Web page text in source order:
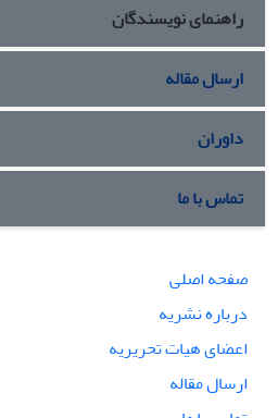
راهنمای نویسندگان
ارسال مقاله
داوران
تماس با ما
صفحه اصلی
درباره نشریه
اعضای هیات تحریریه
ارسال مقاله